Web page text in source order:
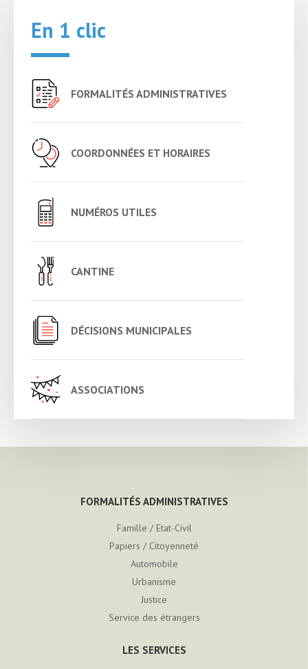
En 1 clic
FORMALITÉS ADMINISTRATIVES
COORDONNÉES ET HORAIRES
NUMÉROS UTILES
CANTINE
DÉCISIONS MUNICIPALES
ASSOCIATIONS
FORMALITÉS ADMINISTRATIVES
Famille / Etat-Civil
Papiers / Citoyenneté
Automobile
Urbanisme
Justice
Service des étrangers
LES SERVICES